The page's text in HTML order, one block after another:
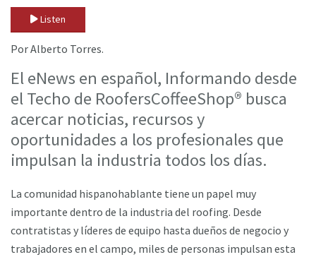
Listen
Por Alberto Torres.
El eNews en español, Informando desde
el Techo de RoofersCoffeeShop® busca
acercar noticias, recursos y
oportunidades a los profesionales que
impulsan la industria todos los días.
La comunidad hispanohablante tiene un papel muy
importante dentro de la industria del roofing. Desde
contratistas y líderes de equipo hasta dueños de negocio y
trabajadores en el campo, miles de personas impulsan esta